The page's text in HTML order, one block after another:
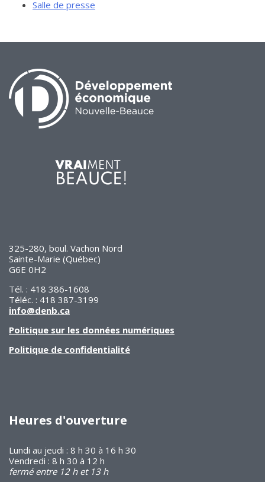
Salle de presse
325-280, boul. Vachon Nord
Sainte-Marie (Québec)
G6E 0H2
Tél. : 418 386-1608
Téléc. : 418 387-3199
info@denb.ca
Politique sur les données numériques
Politique de confidentialité
Heures d'ouverture
Lundi au jeudi : 8 h 30 à 16 h 30
Vendredi : 8 h 30 à 12 h
fermé entre 12 h et 13 h